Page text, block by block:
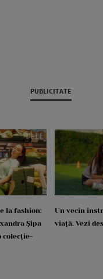
PUBLICITATE
la fashion:
Șipa
colecție-
Un vecin
viață. Vezi